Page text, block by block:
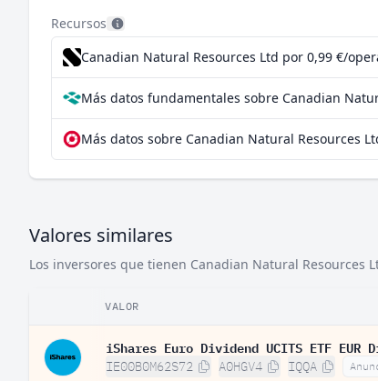
Recursos
Canadian Natural Resources Ltd por 0,99 €/
Más datos fundamentales sobre Canadian
Más datos sobre Canadian Natural Resources
Valores similares
Los inversores que tienen Canadian Natural Resources
VALOR
iShares Euro Dividend UCITS ETF EUR
IE00B0M62S72 A0HGV4 IQQA